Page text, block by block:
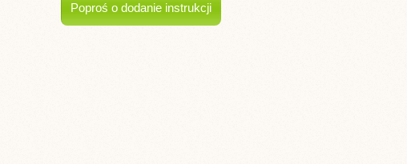
Poproś o dodanie instrukcji